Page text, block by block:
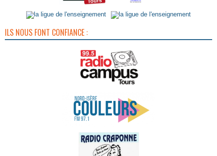
ILS NOUS FONT CONFIANCE :